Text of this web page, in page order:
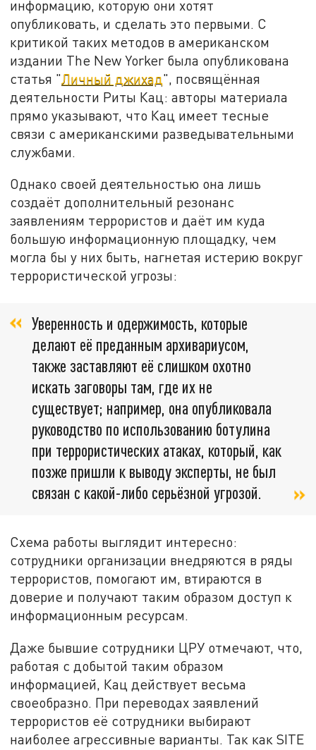
информацию, которую они хотят
опубликовать, и сделать это первыми. С
критикой таких методов в американском
издании The New Yorker была опубликована
статья "Личный джихад", посвящённая
деятельности Риты Кац: авторы материала
прямо указывают, что Кац имеет тесные
связи с американскими разведывательными
службами.
Однако своей деятельностью она лишь
создаёт дополнительный резонанс
заявлениям террористов и даёт им куда
большую информационную площадку, чем
могла бы у них быть, нагнетая истерию вокруг
террористической угрозы:
Уверенность и одержимость, которые
делают её преданным архивариусом,
также заставляют её слишком охотно
искать заговоры там, где их не
существует; например, она опубликовала
руководство по использованию ботулина
при террористических атаках, который, как
позже пришли к выводу эксперты, не был
связан с какой-либо серьёзной угрозой.
Схема работы выглядит интересно:
сотрудники организации внедряются в ряды
террористов, помогают им, втираются в
доверие и получают таким образом доступ к
информационным ресурсам.
Даже бывшие сотрудники ЦРУ отмечают, что,
работая с добытой таким образом
информацией, Кац действует весьма
своеобразно. При переводах заявлений
террористов её сотрудники выбирают
наиболее агрессивные варианты. Так как SITE